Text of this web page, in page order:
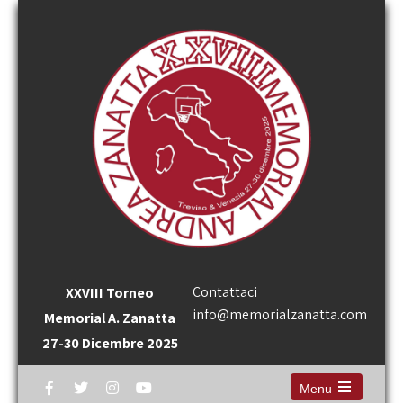
XXVIII Torneo
Memorial A. Zanatta
27-30 Dicembre 2025
Contattaci
info@memorialzanatta.com
Menu